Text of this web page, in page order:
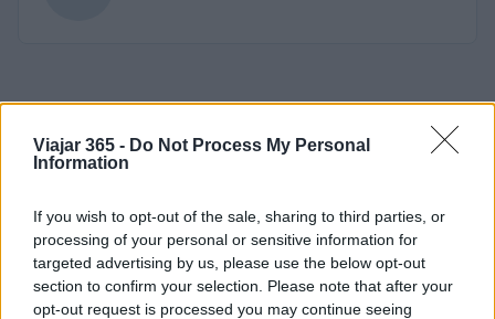
Viajar 365 - Do Not Process My Personal
Information
If you wish to opt-out of the sale, sharing to third parties, or
processing of your personal or sensitive information for
targeted advertising by us, please use the below opt-out
section to confirm your selection. Please note that after your
opt-out request is processed you may continue seeing